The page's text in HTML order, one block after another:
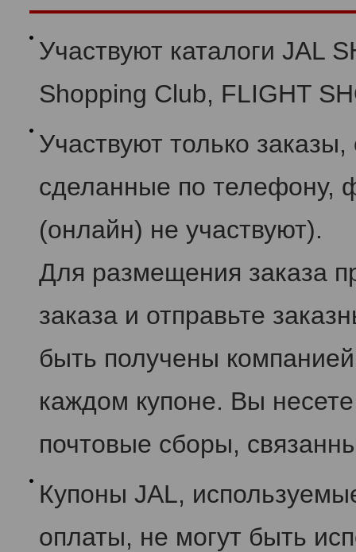
Участвуют каталоги JAL
Shopping Club, FLIGHT
Участвуют только
сделанные по телефону,
(онлайн) не участвуют).
Для размещения заказа
заказа и отправьте
быть получены
каждом купоне. Вы
почтовые сборы,
Купоны JAL,
оплаты, не могут быть